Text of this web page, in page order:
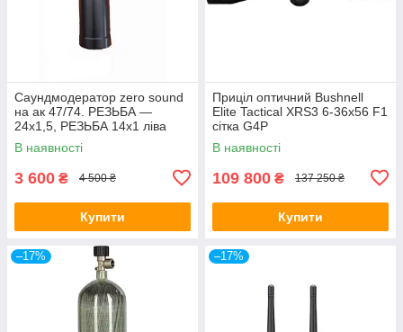
Саундмодератор zero sound
на ак 47/74. РЕЗЬБА —
24х1,5, РЕЗЬБА 14х1 ліва
В наявності
3 600 ₴ 4 500 ₴
Купити
Приціл оптичний Bushnell
Elite Tactical XRS3 6-36x56 F1
сітка G4P
В наявності
109 800 ₴ 137 250 ₴
Купити
–17% –17%